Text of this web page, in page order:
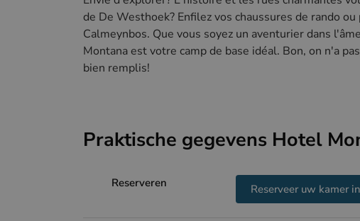
de De Westhoek? Enfilez vos chaussures de rando
Calmeynbos. Que vous soyez un aventurier dans
Montana est votre camp de base idéal. Bon, on n'a
bien remplis!
Praktische gegevens Hotel
Reserveren Reserveer uw kamer